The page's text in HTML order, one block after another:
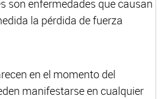
son enfermedades que causan
la pérdida de fuerza
en el momento del
manifestarse en cualquier